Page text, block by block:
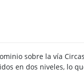
sobre la vía
en dos niveles, lo